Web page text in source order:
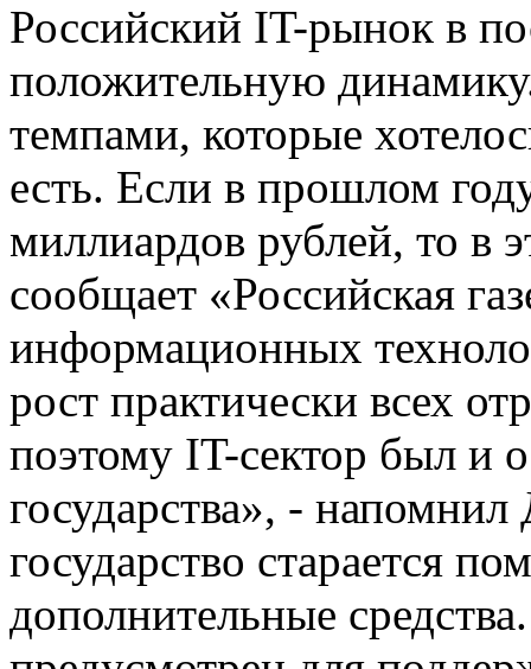
Российский IT-рынок в
положительную
темпами, которые
есть. Если в прошлом
миллиардов рублей, то в
сообщает «Российская
информационных
рост практически всех
поэтому IT-сектор был и
государства», -
государство старается
дополнительные